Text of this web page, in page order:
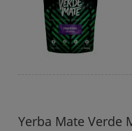
Yerba Mate Verde